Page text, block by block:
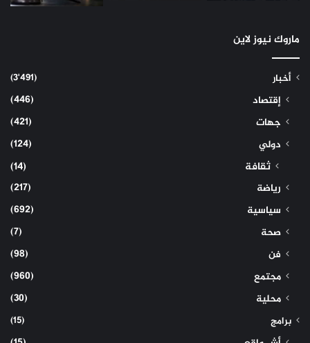
ماروك نيوز لاين
أخبار (3٬491)
إقتصاد
(446)
جهات
(421)
دولي
(124)
ثقافة (14)
رياضة
(217)
سياسية
(692)
صحة
(7)
فن
(98)
مجتمع
(960)
محلية
(30)
برامج (15)